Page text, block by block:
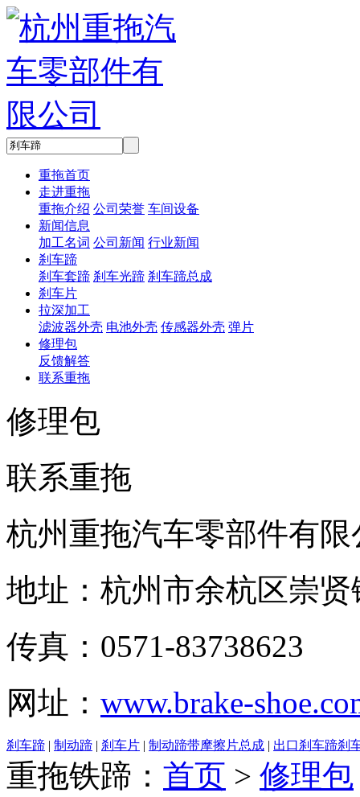
重拖首页
走进重拖
重拖介绍 公司荣誉 车间设备
新闻信息
加工名词 公司新闻 行业新闻
刹车蹄
刹车套蹄 刹车光蹄 刹车蹄总成
刹车片
拉深加工
滤波器外壳 电池外壳 传感器外壳 弹片
修理包
反馈解答
联系重拖
修理包
联系重拖
杭州重拖汽车零部件有限
地址：杭州市余杭区崇
传真：0571-83738623
网址： www.brake-
刹车蹄 | 制动蹄 | 刹车片 | 制动蹄带摩擦片总成 | 出口刹车蹄刹
重拖铁蹄： 首页 > 修理包